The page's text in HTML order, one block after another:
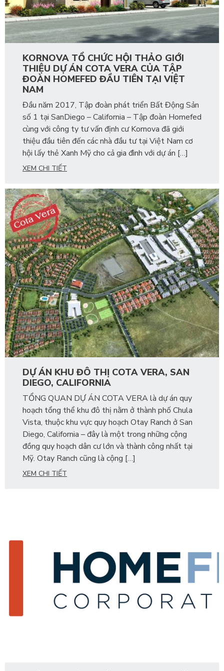
KORNOVA TỔ CHỨC HỘI THẢO GIỚI
THIỆU DỰ ÁN COTA VERA CỦA TẬP
ĐOÀN HOMEFED ĐẦU TIÊN TẠI VIỆT
NAM
Đầu năm 2017, Tập đoàn phát triển Bất Động Sản
số 1 tại SanDiego – California – Tập đoàn Homefed
cùng với công ty tư vấn định cư Kornova đã giới
thiệu đầu tiên đến các nhà đầu tư tại Việt Nam cơ
hội lấy thẻ Xanh Mỹ cho cả gia đình với dự án […]
XEM CHI TIẾT
DỰ ÁN KHU ĐÔ THỊ COTA VERA, SAN
DIEGO, CALIFORNIA
TỔNG QUAN DỰ ÁN COTA VERA là dự án quy
hoạch tổng thể khu đô thị nằm ở thành phố Chula
Vista, thuộc khu vực quy hoạch Otay Ranch ở San
Diego, California – đây là một trong những cộng
đồng quy hoạch dân cư lớn và thành công nhất tại
Mỹ. Otay Ranch cũng là cộng […]
XEM CHI TIẾT